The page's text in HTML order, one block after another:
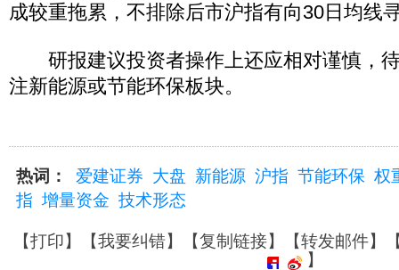
成较重拖累，不排除后市沪指有向30日均线
研报建议投资者操作上还应相对谨慎，
注新能源或节能环保板块。
热词： 爱建证券 大盘 新能源 沪指 节能环保 权
指 增量资金 技术形态
【打印】【我要纠错】【复制链接】【转发邮件】
】